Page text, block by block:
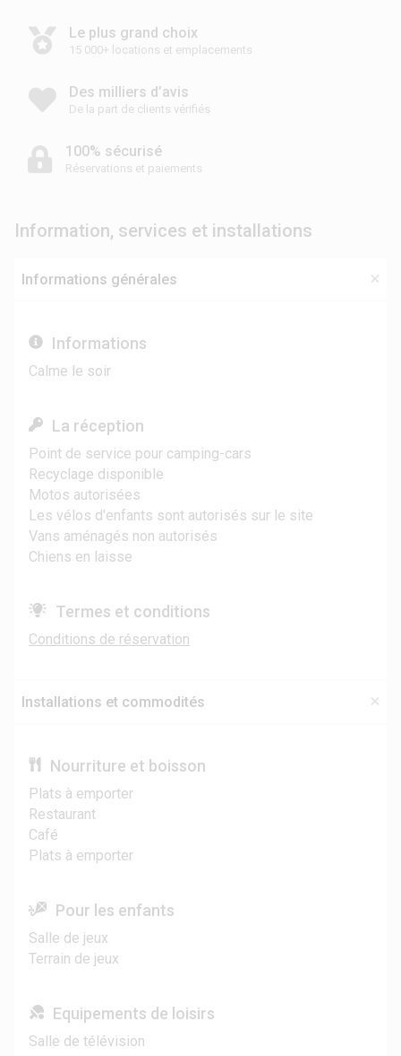
Le plus grand choix
15 000+ locations et emplacements
Des milliers d’avis
De la part de clients vérifiés
100% sécurisé
Réservations et paiements
Information, services et installations
Informations générales
Informations
Calme le soir
La réception
Point de service pour camping-cars
Recyclage disponible
Motos autorisées
Les vélos d'enfants sont autorisés sur le site
Vans aménagés non autorisés
Chiens en laisse
Termes et conditions
Conditions de réservation
Installations et commodités
Nourriture et boisson
Plats à emporter
Restaurant
Café
Plats à emporter
Pour les enfants
Salle de jeux
Terrain de jeux
Equipements de loisirs
Salle de télévision